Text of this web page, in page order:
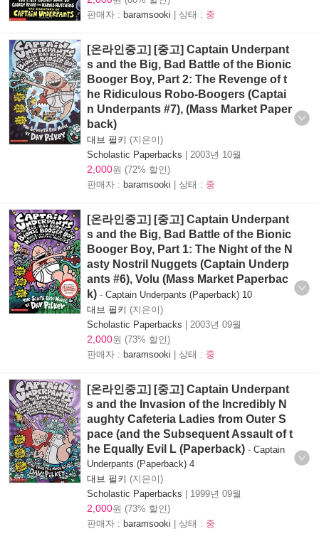
판매자 : baramsooki | 상태 : 중
[온라인중고] [중고] Captain Underpant
s and the Big, Bad Battle of the Bionic
Booger Boy, Part 2: The Revenge of t
he Ridiculous Robo-Boogers (Captai
n Underpants #7), (Mass Market Paper
back)
대브 필키 (지은이)
Scholastic Paperbacks | 2003년 10월
2,000원 (72% 할인)
판매자 : baramsooki | 상태 : 중
[온라인중고] [중고] Captain Underpant
s and the Big, Bad Battle of the Bionic
Booger Boy, Part 1: The Night of the N
asty Nostril Nuggets (Captain Underp
ants #6), Volu (Mass Market Paperbac
k) - Captain Underpants (Paperback) 10
대브 필키 (지은이)
Scholastic Paperbacks | 2003년 09월
2,000원 (73% 할인)
판매자 : baramsooki | 상태 : 중
[온라인중고] [중고] Captain Underpant
s and the Invasion of the Incredibly N
aughty Cafeteria Ladies from Outer S
pace (and the Subsequent Assault of t
he Equally Evil L (Paperback) - Captain
Underpants (Paperback) 4
대브 필키 (지은이)
Scholastic Paperbacks | 1999년 09월
2,000원 (73% 할인)
판매자 : baramsooki | 상태 : 중